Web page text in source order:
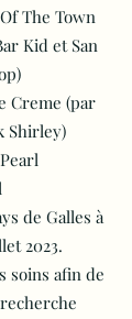
The Town
Kid et San
Creme (par
Shirley)
de Galles à
2023.
soins afin de